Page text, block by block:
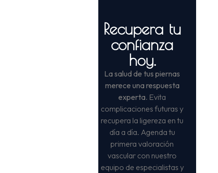
Recupera tu
confianza
hoy.
La salud de tus piernas
merece una respuesta
experta. Evita
complicaciones futuras y
recupera la ligereza en tu
día a día. Agenda tu
primera valoración
vascular con nuestro
equipo de especialistas y